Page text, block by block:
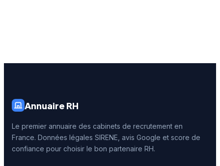
Annuaire RH
Le premier annuaire des cabinets de recrutement en
France. Données légales SIRENE, avis Google et score de
confiance pour choisir le bon partenaire RH.